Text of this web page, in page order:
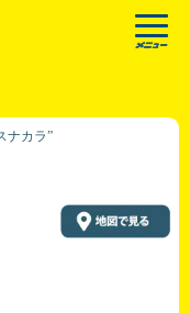
ナカラ”